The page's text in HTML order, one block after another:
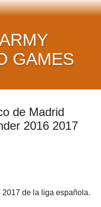
GAMES
de Madrid
2016 2017
2017 de la liga española.